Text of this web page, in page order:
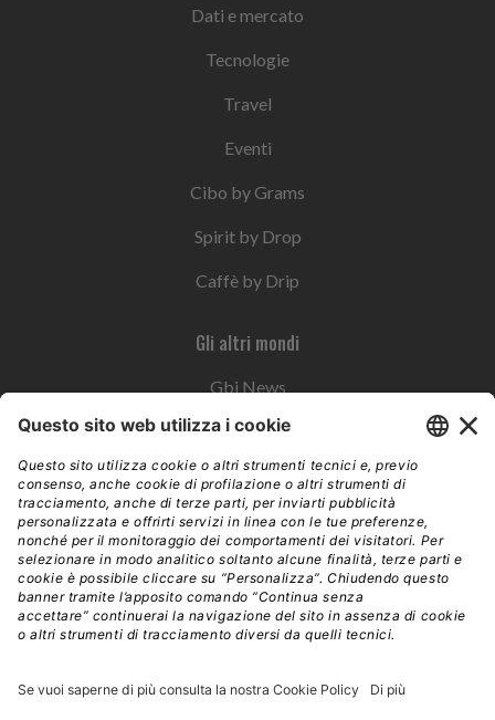
Dati e mercato
Tecnologie
Travel
Eventi
Cibo by Grams
Spirit by Drop
Caffè by Drip
Gli altri mondi
Gbi News
Instoremag
Esplora il gruppo
Edra Edizioni
Edizioni LSWR
LSWR Group